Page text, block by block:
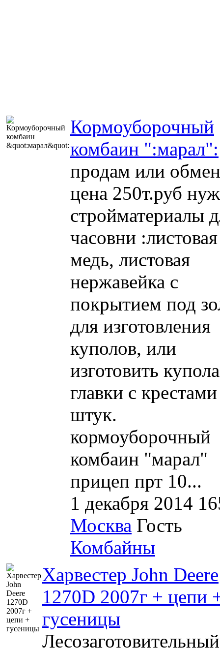
Кормоуборочный
комбаин ":марал":
продам или
цена 250т.руб
стройматериалы
часовни :листовая
медь, листовая
нержавейка с
покрытием под
для изготовления
куполов, или
изготовить
главки с
штук.
кормоуборочный
комбаин "марал"
прицеп прт 10...
1 декабря 2014
Москва Гость
Комбайны
Харвестер John Deere
1270D 2007г + цепи
гусеницы
Лесозаготовительный